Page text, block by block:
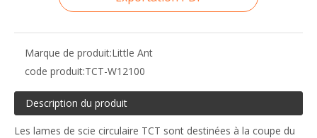
Marque de produit:Little Ant
code produit:TCT-W12100
Description du produit
Les lames de scie circulaire TCT sont destinées à la coupe du